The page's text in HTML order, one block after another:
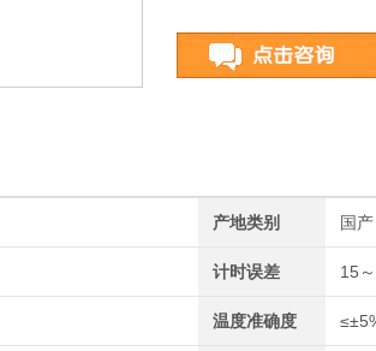
产地类别 国产
计时误差 15
温度准确度